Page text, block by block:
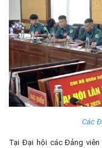
Các
Tại Đại hội các Đảng